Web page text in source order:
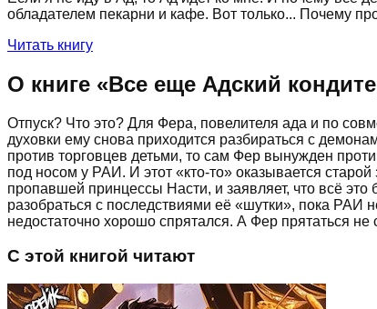
обладателем пекарни и кафе. Вот только... Почему
Читать книгу
О книге «Все еще Адский
Отпуск? Что это? Для Фера, повелителя ада и по
духовки ему снова приходится разбираться с
против торговцев детьми, то сам Фер вынужден
под носом у РАИ. И этот «кто-то» оказывается
пропавшей принцессы Насти, и заявляет, что всё
разобраться с последствиями её «шутки», пока РАИ
недостаточно хорошо спрятался. А Фер прятаться
С этой книгой читают